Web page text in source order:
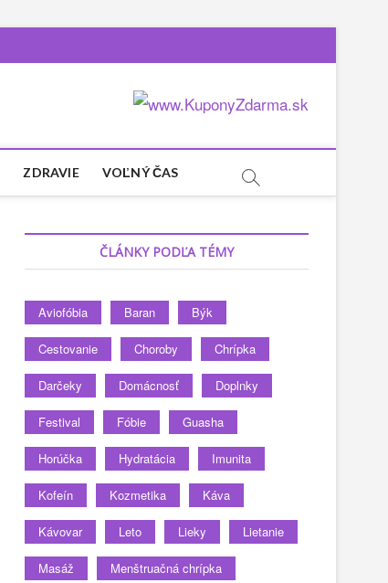
ZDRAVIE VOĽNÝ ČAS
ČLÁNKY PODĽA TÉMY
Aviofóbia Baran Býk
Cestovanie Choroby Chrípka
Darčeky Domácnosť Doplnky
Festival Fóbie Guasha
Horúčka Hydratácia Imunita
Kofeín Kozmetika Káva
Kávovar Leto Lieky Lietanie
Masáž Menštruačná chrípka